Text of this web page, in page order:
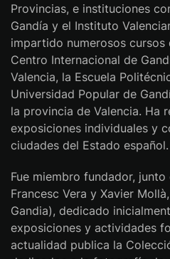
Provincias, e instituciones
Gandía y el Instituto
impartido numerosos
Centro Internacional de
Valencia, la Escuela
Universidad Popular de
la provincia de Valencia. Ha
exposiciones individuales y
ciudades del Estado español.
Fue miembro fundador, junto
Francesc Vera y Xavier
Gandia), dedicado
exposiciones y actividades
actualidad publica la